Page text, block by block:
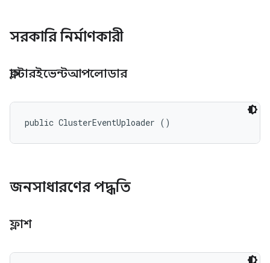
সরকারি নির্মাণকারী
ক্লাস্টারইভেন্টআপলোডার
public ClusterEventUploader ()
জনসাধারণের পদ্ধতি
ফ্লাশ